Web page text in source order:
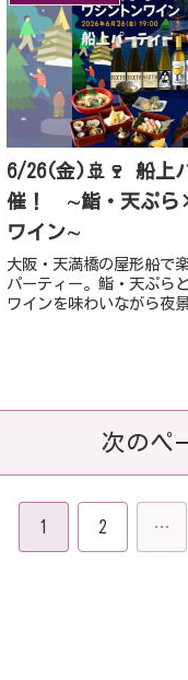
6/26(金)🚢🍷 船上
催！ ∼鮨・天ぷら
ワイン∼
大阪・天満橋の屋形船で
パーティー。鮨・天ぷら
ワインを味わいながら夜
次のペ
1 2 …